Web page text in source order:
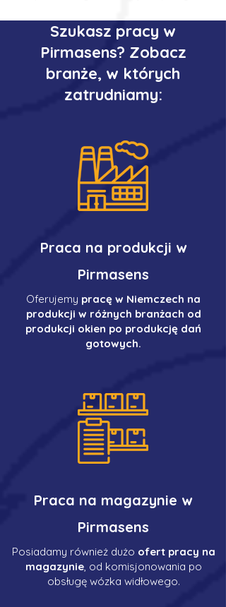
Szukasz pracy w
Pirmasens? Zobacz
branże, w których
zatrudniamy:
Praca na produkcji w
Pirmasens
Oferujemy pracę w Niemczech na
produkcji w różnych branżach od
produkcji okien po produkcję dań
gotowych.
Praca na magazynie w
Pirmasens
Posiadamy również dużo ofert pracy na
magazynie, od komisjonowania po
obsługę wózka widłowego.